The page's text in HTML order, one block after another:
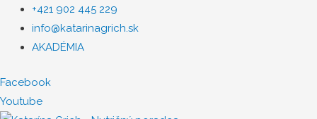
+421 902 445 229
info@katarinagrich.sk
AKADÉMIA
Facebook
Youtube